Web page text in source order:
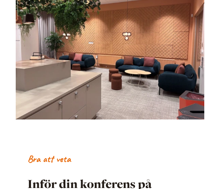
Bra att veta
Inför din konferens på